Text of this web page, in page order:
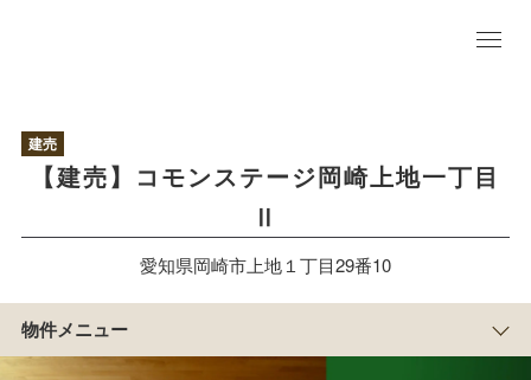
建売
【建売】コモンステージ岡崎上地一丁目
Ⅱ
愛知県岡崎市上地１丁目29番10
物件メニュー
P
P
区
報
ア
ク
セ